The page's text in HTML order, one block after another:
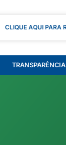
CLIQUE AQUI PARA
TRANSPARÊNCIA